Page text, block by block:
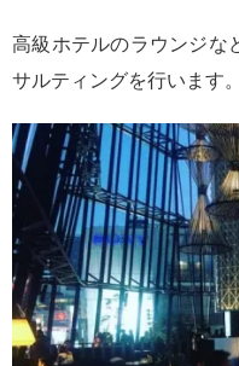
高級ホテルのラウンジな
サルティングを行います。